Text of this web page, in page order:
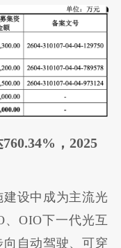
，2025
设中成为主流光
、OIO下一代光互
自动驾驶、可穿